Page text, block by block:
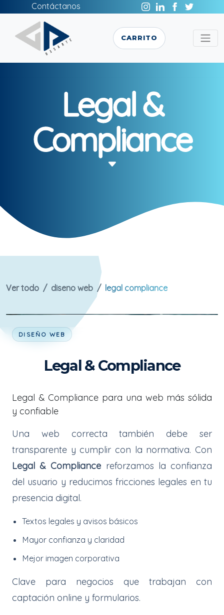
Contáctanos
CARRITO
Legal &
Compliance
Ver todo diseno web legal compliance
DISEÑO WEB
Legal & Compliance
Legal & Compliance para una web más sólida
y confiable
Una web correcta también debe ser
transparente y cumplir con la normativa. Con
Legal & Compliance reforzamos la confianza
del usuario y reducimos fricciones legales en tu
presencia digital.
Textos legales y avisos básicos
Mayor confianza y claridad
Mejor imagen corporativa
Clave para negocios que trabajan con
captación online y formularios.